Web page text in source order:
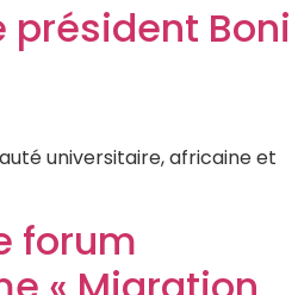
président Boni
universitaire, africaine et
forum